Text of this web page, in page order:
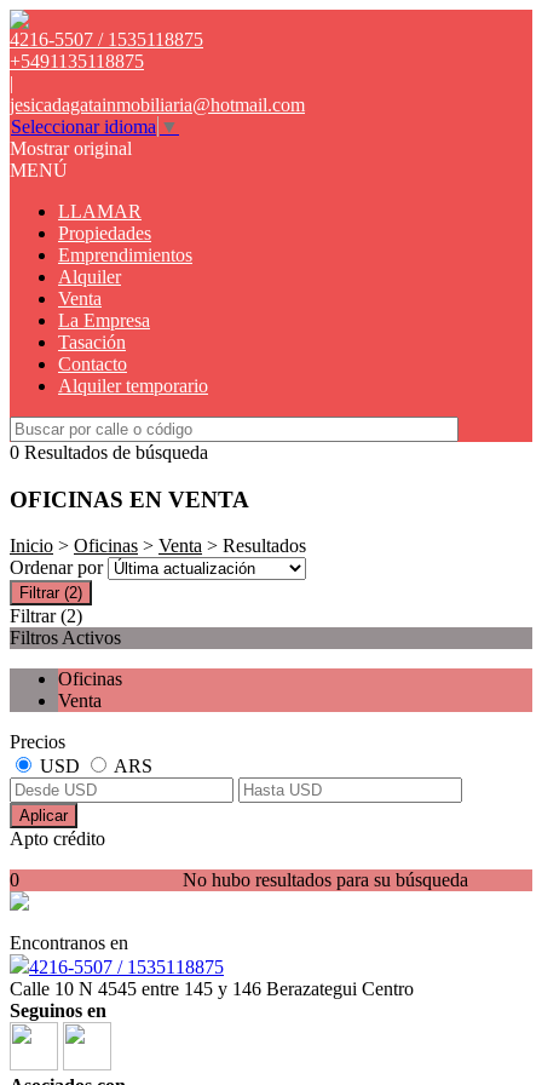
4216-5507 / 1535118875
+5491135118875
|
jesicadagatainmobiliaria@hotmail.com
Seleccionar idioma ▼
Mostrar original
MENÚ
LLAMAR
Propiedades
Emprendimientos
Alquiler
Venta
La Empresa
Tasación
Contacto
Alquiler temporario
0 Resultados de búsqueda
OFICINAS EN VENTA
Inicio > Oficinas > Venta > Resultados
Ordenar por
Filtrar (2)
Filtrar (2)
Filtros Activos
Oficinas
Venta
Precios
USD
ARS
Aplicar
Apto crédito
No hubo resultados para su búsqueda
0
Encontranos en
4216-5507 / 1535118875
Calle 10 N 4545 entre 145 y 146 Berazategui Centro
Seguinos en